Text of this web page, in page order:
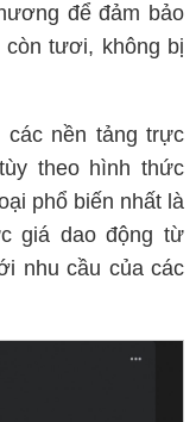
để đảm bảo
tươi, không bị
các nền tảng trực
theo hình thức
phổ biến nhất là
giá dao động từ
nhu cầu của các